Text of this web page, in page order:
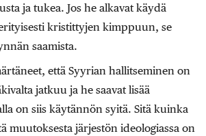
ja tukea. Jos he alkavat käydä
kristittyjen kimppuun, se
saamista.
että Syyrian hallitseminen on
jatkuu ja he saavat lisää
on siis käytännön syitä. Sitä kuinka
muutoksesta järjestön ideologiassa on